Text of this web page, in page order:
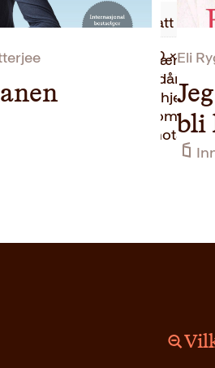
ikke bare i en debatt noen
deg debatt-teknikker, lærer du
når andre har en dårlig
være seg på jobb eller
og innsiktsfullt om alt
av å bryne oss på
Vekt 0.44 kg
2.20 × 16.00 ×Eli
bli